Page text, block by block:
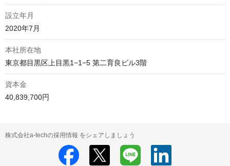
設立年月
2020年7月
本社所在地
東京都目黒区上目黒1−1−5 第二育良ビル3階
資本金
40,839,700円
株式会社a-techの採用情報 をシェアしましょう